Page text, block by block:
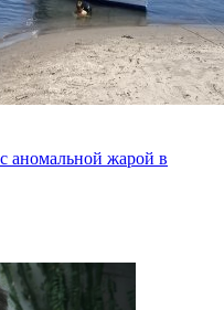
аномальной жарой в